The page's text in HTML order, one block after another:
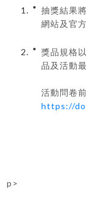
抽獎結果
網站及官
獎品規格
品及活動
活動問卷
https://
p>